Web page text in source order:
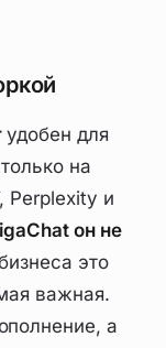
удобен для
на
Perplexity и
он не
это
важная.
а